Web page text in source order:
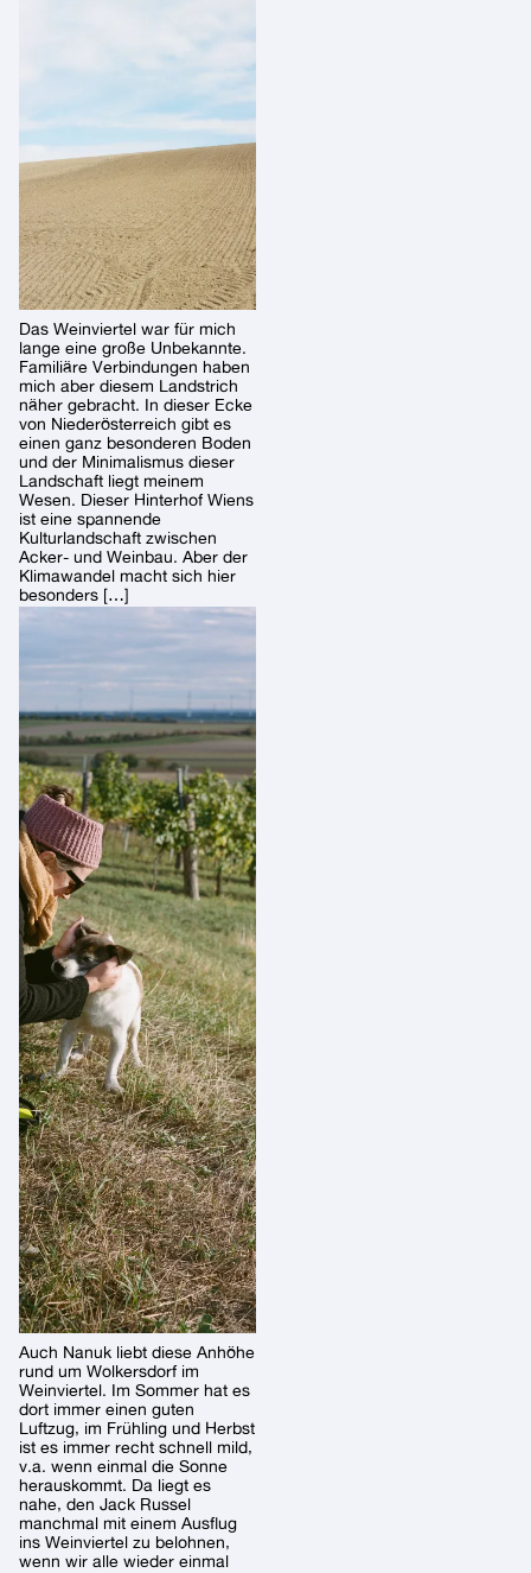
Das Weinviertel war für mich
lange eine große Unbekannte.
Familiäre Verbindungen haben
mich aber diesem Landstrich
näher gebracht. In dieser Ecke
von Niederösterreich gibt es
einen ganz besonderen Boden
und der Minimalismus dieser
Landschaft liegt meinem
Wesen. Dieser Hinterhof Wiens
ist eine spannende
Kulturlandschaft zwischen
Acker- und Weinbau. Aber der
Klimawandel macht sich hier
besonders […]
Auch Nanuk liebt diese Anhöhe
rund um Wolkersdorf im
Weinviertel. Im Sommer hat es
dort immer einen guten
Luftzug, im Frühling und Herbst
ist es immer recht schnell mild,
v.a. wenn einmal die Sonne
herauskommt. Da liegt es
nahe, den Jack Russel
manchmal mit einem Ausflug
ins Weinviertel zu belohnen,
wenn wir alle wieder einmal